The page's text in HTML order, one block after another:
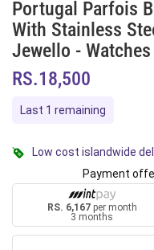
Portugal Parfois
With Stainless
Jewello - Watches
RS.18,500
Last 1 remaining
Low cost islandwide
Payment
RS. 6,167per month
3 months